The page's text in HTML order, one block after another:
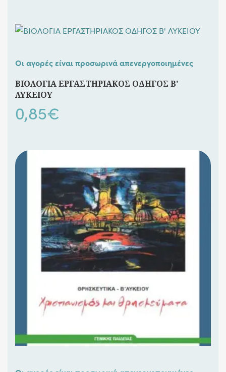
Οι αγορές είναι προσωρινά απενεργοποιημένες
ΒΙΟΛΟΓΙΑ ΕΡΓΑΣΤΗΡΙΑΚΟΣ ΟΔΗΓΟΣ Β’
ΛΥΚΕΙΟΥ
0,85€